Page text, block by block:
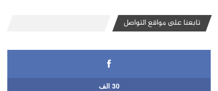
تابعنا على مواقع التواصل
30 الف